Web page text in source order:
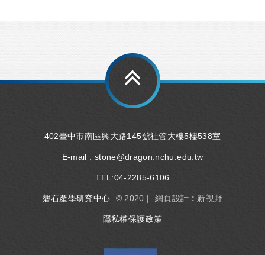
402臺中市南區興大路145號社管大樓5樓538室
E-mail : stone@dragon.nchu.edu.tw
TEL:04-2285-6106
磐石產學研究中心 © 2020 | 網頁設計 : 新視野
隱私權保護政策